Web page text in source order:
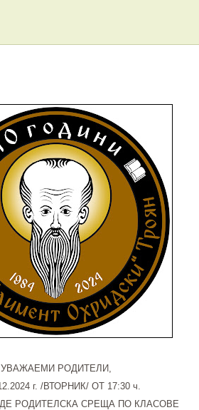
УВАЖАЕМИ РОДИТЕЛИ,
г. /ВТОРНИК/ ОТ 17:30 ч.
РОДИТЕЛСКА СРЕЩА ПО КЛАСОВЕ